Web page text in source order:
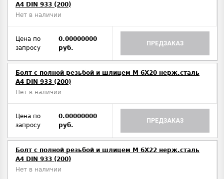
A4 DIN 933 (200)
Нет в наличии
Цена по
запросу
0.00000000
руб.
ПРЕДЗАКАЗ
Болт с полной резьбой и шлицем M 6Х20 нерж.сталь
A4 DIN 933 (200)
Нет в наличии
Цена по
запросу
0.00000000
руб.
ПРЕДЗАКАЗ
Болт с полной резьбой и шлицем M 6Х22 нерж.сталь
A4 DIN 933 (200)
Нет в наличии